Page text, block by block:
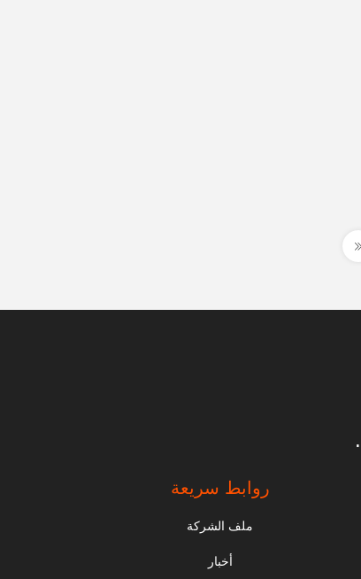
روابط سريعة
ملف الشركة
أخبار